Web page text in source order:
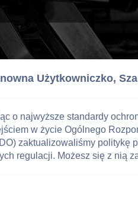
Użytkowniczko,
o najwyższe standardy
w życie Ogólnego
zaktualizowaliśmy politykę
regulacji. Możesz się z nią